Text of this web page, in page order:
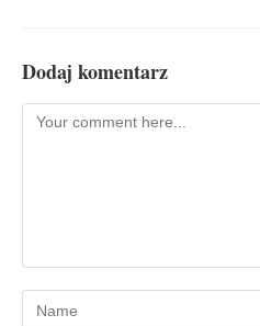
Dodaj komentarz